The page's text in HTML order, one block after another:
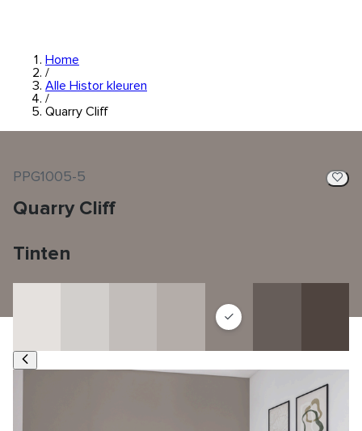
Home
/
Alle Histor kleuren
/
Quarry Cliff
PPG1005-5
Quarry Cliff
Tinten